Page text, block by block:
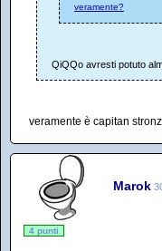
veramente?
QiQQo avresti potuto
veramente è capitan
Marok
4 punti